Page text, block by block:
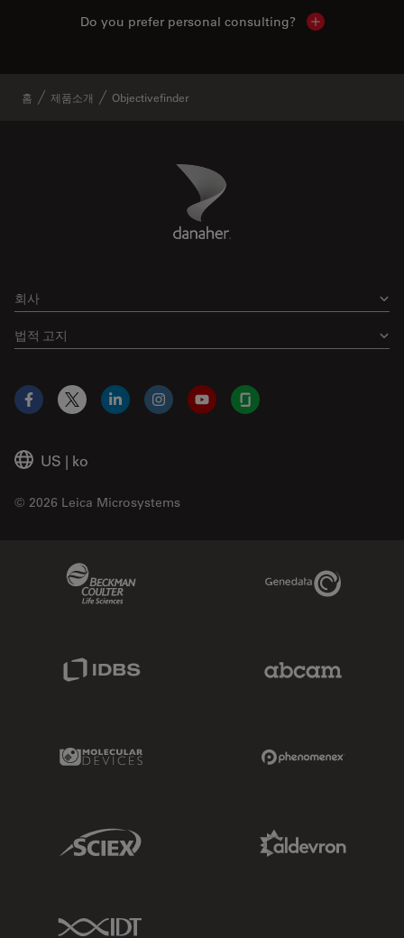
Do you prefer personal consulting? Show local
홈 제품소개 Objectivefinder
Danaher Logo
회사
법적 고지
US | ko
© 2026 Leica Microsystems
Facebook
X LinkedInInstagramYouTubeGlassdoor
Genedata Link
Molecular Devices Link
Sciex Link
IDT Link